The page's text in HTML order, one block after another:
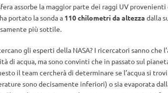
assorbe la maggior parte dei raggi UV
portato la sonda a 110 chilometri da altezza dalla
più sottile.
gli esperti della NASA? I ricercatori sanno che
di acqua, ma sono convinti che in passato sul
il team cercherà di determinare se l’acqua si
sono decisamente inferiori) o sia evaporata